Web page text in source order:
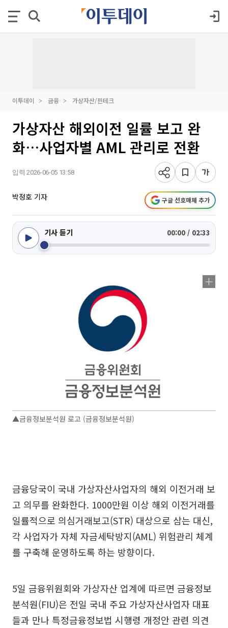
이투데이 금융 가상자산/핀테크
가상자산 해외이전 일률 보고 완
화…사업자별 AML 관리로 전환
입력 2026-06-05 13:58
박정호 기자 구글 선호매체 추가
기사 듣기 00:00 / 02:33
▲금융정보분석원 로고 (금융정보분석원)
금융당국이 국내 가상자산사업자의 해외 이전거래 보
고 의무를 완화한다. 1000만원 이상 해외 이전거래를
일률적으로 의심거래보고(STR) 대상으로 삼는 대신,
각 사업자가 자체 자금세탁방지(AML) 위험관리 체계
를 구축해 운영하도록 하는 방향이다.
5일 금융위원회와 가상자산 업계에 따르면 금융정보
분석원(FIU)은 전일 국내 주요 가상자산사업자 대표
들과 만나 특정금융정보법 시행령 개정안 관련 의견